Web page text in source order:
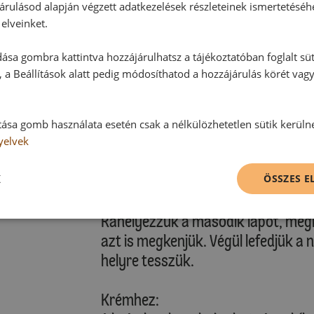
Teljesen hagyjuk kihűlni. A
eltávolítjuk. A tortalapokat
tortalapot kapjunk.
Összekeverjük a porcukrot, a
mascarpone-t konyhai
fokozatosan hozzáadjuk a
beleszórjuk a porcukros
legalsó tortalapot tortatálra
Ráhelyezzük a második lapot,
azt is megkenjük. Végül lefedjük a
helyre tesszük.
Krémhez:
alapján végzett adatkezelések részleteinek
gombra kattintva hozzájárulhatsz a tájékoztatóban foglalt
a Beállítások alatt pedig módosíthatod a hozzájárulás körét
gomb használata esetén csak a nélkülözhetetlen sütik
ÖSSZES